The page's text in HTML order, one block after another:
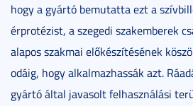
hogy a gyártó bemutatta ezt a
érprotézist, a szegedi szakemberek
alapos szakmai előkészítésének
odáig, hogy alkalmazhassák azt.
gyártó által javasolt felhasználási